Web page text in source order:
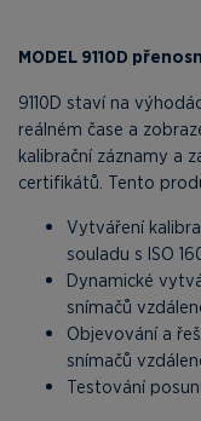
MODEL 9110D
9110D staví na
reálném čase a
kalibrační záznamy a
certifikátů. Tento
Vytváření
souladu s ISO
Dynamické
snímačů
Objevování a
snímačů
Testování